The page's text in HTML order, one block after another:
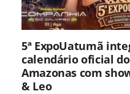
5ª ExpoUatumã
calendário oficial do
Amazonas com
& Leo